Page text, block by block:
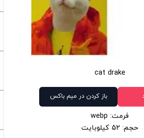
cat drake
باز کردن در میم باکس
فرمت: webp
حجم: 52 کیلوبایت